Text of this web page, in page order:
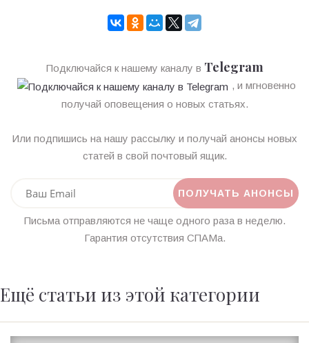
Подключайся к нашему каналу в Telegram
, и мгновенно
получай оповещения о новых статьях.
Или подпишись на нашу рассылку и получай анонсы новых
статей в свой почтовый ящик.
Письма отправляются не чаще одного раза в неделю.
Гарантия отсутствия СПАМа.
Ещё статьи из этой категории